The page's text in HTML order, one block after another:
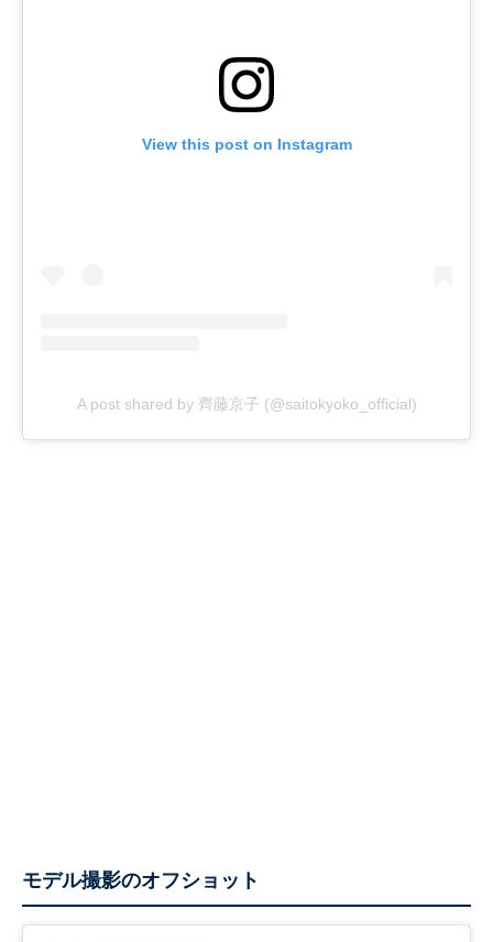
View this post on Instagram
A post shared by 齊藤京子 (@saitokyoko_official)
モデル撮影のオフショット